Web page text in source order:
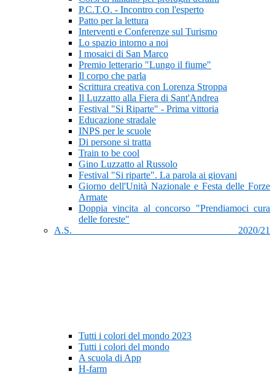
P.C.T.O. - Incontro con l'esperto
Patto per la lettura
Interventi e Conferenze sul Turismo
Lo spazio intorno a noi
I mosaici di San Marco
Premio letterario "Lungo il fiume"
Il corpo che parla
Scrittura creativa con Lorenza Stroppa
Il Luzzatto alla Fiera di Sant'Andrea
Festival "Si Riparte" - Prima vittoria
Educazione stradale
INPS per le scuole
Di persone si tratta
Train to be cool
Gino Luzzatto al Russolo
Festival "Si riparte". La parola ai giovani
Giorno dell'Unità Nazionale e Festa delle Forze
Armate
Doppia vincita al concorso "Prendiamoci cura
delle foreste"
A.S. 2020/21
Tutti i colori del mondo 2023
Tutti i colori del mondo
A scuola di App
H-farm